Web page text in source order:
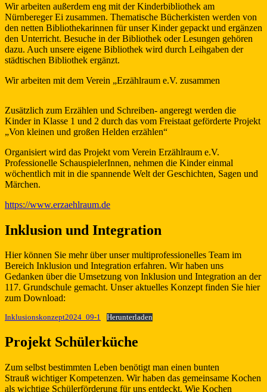
Wir arbeiten außerdem eng mit der Kinderbibliothek am
Nürnbereger Ei zusammen. Thematische Bücherkisten werden von
den netten Bibliothekarinnen für unser Kinder gepackt und ergänzen
den Unterricht. Besuche in der Bibliothek oder Lesungen gehören
dazu. Auch unsere eigene Bibliothek wird durch Leihgaben der
städtischen Bibliothek ergänzt.
Wir arbeiten mit dem Verein „Erzählraum e.V. zusammen
Zusätzlich zum Erzählen und Schreiben- angeregt werden die
Kinder in Klasse 1 und 2 durch das vom Freistaat geförderte Projekt
„Von kleinen und großen Helden erzählen“
Organisiert wird das Projekt vom Verein Erzählraum e.V.
Professionelle SchauspielerInnen, nehmen die Kinder einmal
wöchentlich mit in die spannende Welt der Geschichten, Sagen und
Märchen.
https://www.erzaehlraum.de
Inklusion und Integration
Hier können Sie mehr über unser multiprofessionelles Team im
Bereich Inklusion und Integration erfahren. Wir haben uns
Gedanken über die Umsetzung von Inklusion und Integration an der
117. Grundschule gemacht. Unser aktuelles Konzept finden Sie hier
zum Download:
Inklusionskonzept2024_09-1 Herunterladen
Projekt Schülerküche
Zum selbst bestimmten Leben benötigt man einen bunten
Strauß wichtiger Kompetenzen. Wir haben das gemeinsame Kochen
als wichtige Schülerförderung für uns entdeckt. Wie Kochen